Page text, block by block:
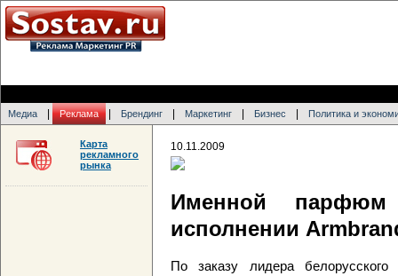
Медиа Реклама Брендинг Маркетинг Бизнес Политика и
10.11.2009
Именной
исполнении
По заказу лидера
Карта
рекламного
рынка